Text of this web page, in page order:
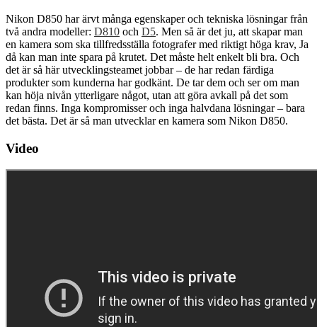
Nikon D850 har ärvt många egenskaper och tekniska lösningar från
två andra modeller: D810 och D5. Men så är det ju, att skapar man
en kamera som ska tillfredsställa fotografer med riktigt höga krav, Ja
då kan man inte spara på krutet. Det måste helt enkelt bli bra. Och
det är så här utvecklingsteamet jobbar – de har redan färdiga
produkter som kunderna har godkänt. De tar dem och ser om man
kan höja nivån ytterligare något, utan att göra avkall på det som
redan finns. Inga kompromisser och inga halvdana lösningar – bara
det bästa. Det är så man utvecklar en kamera som Nikon D850.
Video